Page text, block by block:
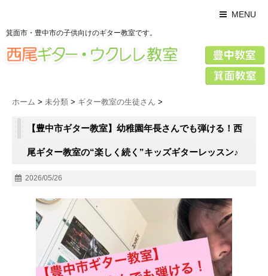
MENU
箕面市・豊中市の子供向けのギター教室です。
ホーム > 未分類 > ギター教室の生徒さん >
【豊中市ギター教室】幼稚園年長さんでも弾ける！西
尾ギター教室の“楽しく続く”キッズギターレッスン♪
2026/05/26